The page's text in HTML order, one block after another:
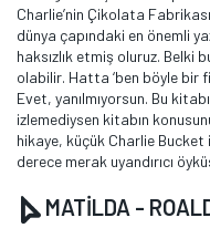
Charlie’nin Çikolata
dünya çapındaki en önemli
haksızlık etmiş oluruz. Belki
olabilir. Hatta ‘ben böyle bir
Evet, yanılmıyorsun. Bu
izlemediysen kitabın
hikaye, küçük Charlie Bucket
derece merak uyandırıcı
MATİLDA -